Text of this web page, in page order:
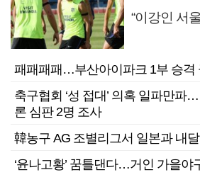
“이강인 서
패패패패…부산아이파크 1부 승격
축구협회 ‘성 접대’ 의혹 일파만파
론 심판 2명 조사
韓농구 AG 조별리그서 일본과 내
‘윤나고황’ 꿈틀댄다…거인 가을야